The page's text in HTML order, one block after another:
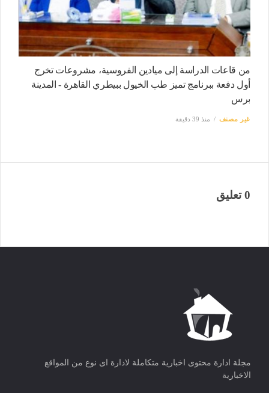
من قاعات الدراسة إلى ميادين الفروسية، مشروعات تخرج
أول دفعة ببرنامج تميز طب الخيول ببيطري القاهرة - المدينة
برس
غير مصنف منذ 39 دقيقة
0 تعليق
مجلة ادارة محتوى اخبارية متكاملة لادارة اى نوع من المواقع
الاخبارية